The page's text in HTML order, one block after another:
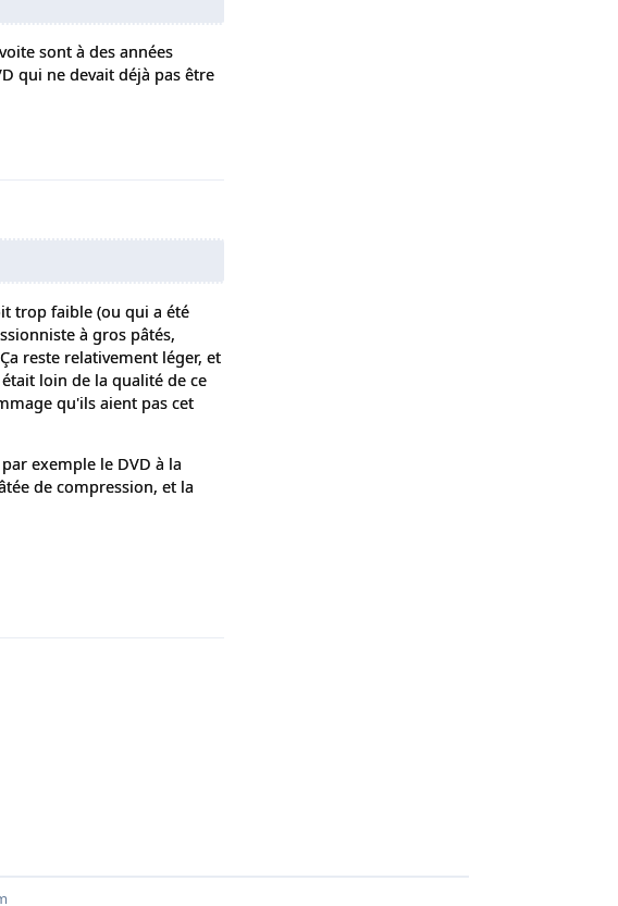
sont à des années
qui ne devait déjà pas être
trop faible (ou qui a été
à gros pâtés,
reste relativement léger, et
loin de la qualité de ce
qu'ils aient pas cet
exemple le DVD à la
de compression, et la